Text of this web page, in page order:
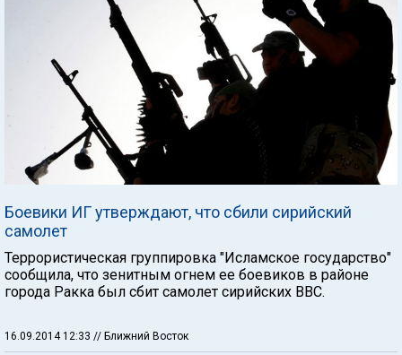
Боевики ИГ утверждают, что сбили сирийский
самолет
Террористическая группировка "Исламское государство"
сообщила, что зенитным огнем ее боевиков в районе
города Ракка был сбит самолет сирийских ВВС.
16.09.2014 12:33 // Ближний Восток